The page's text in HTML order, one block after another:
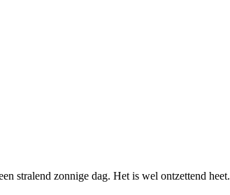
stralend zonnige dag. Het is wel ontzettend heet.